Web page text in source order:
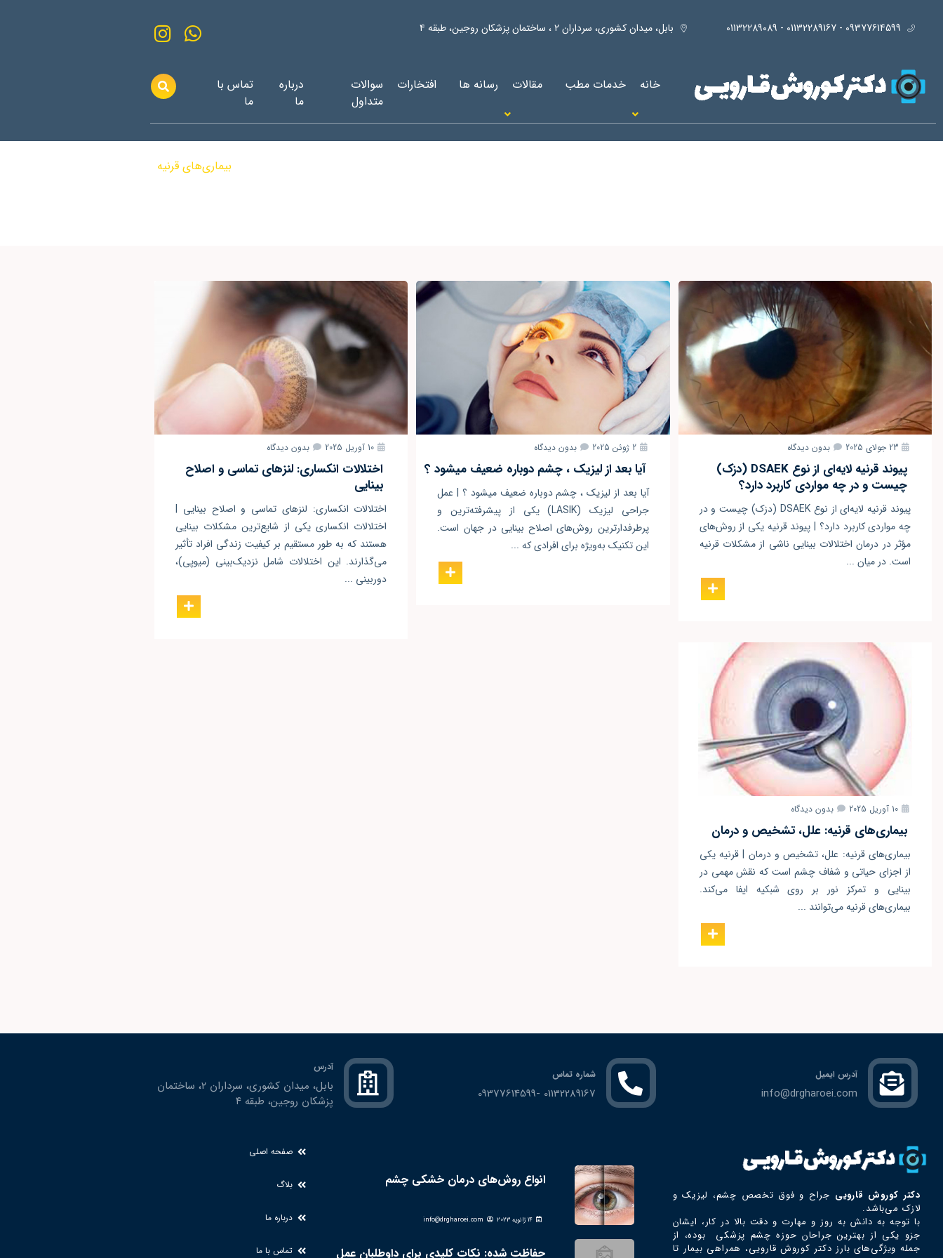
09377614599 - 01132289167 - 01132289089 بابل، ميدان كشوري، سرداران ٢ ، ساختمان پزشكان روجين، طبقه ٤
خانه خدمات مطب مقالات رسانه ها افتخارات
سوالات
متداول
درباره
ما
تماس با
ما
بیماری‌های قرنیه
23 جولای 2025 بدون دیدگاه
پیوند قرنیه لایه‌ای از نوع DSAEK (دزک)
چیست و در چه مواردی کاربرد دارد؟
پیوند قرنیه لایه‌ای از نوع DSAEK (دزک) چیست و در
چه مواردی کاربرد دارد؟ | پیوند قرنیه یکی از روش‌های
مؤثر در درمان اختلالات بینایی ناشی از مشکلات قرنیه
است. در میان ...
2 ژوئن 2025 بدون دیدگاه
آیا بعد از لیزیک ، چشم دوباره ضعیف میشود ؟
آیا بعد از لیزیک ، چشم دوباره ضعیف میشود ؟ | عمل
جراحی لیزیک (LASIK) یکی از پیشرفته‌ترین و
پرطرفدارترین روش‌های اصلاح بینایی در جهان است.
این تکنیک به‌ویژه برای افرادی که ...
10 آوریل 2025 بدون دیدگاه
اختلالات انکساری: لنزهای تماسی و اصلاح
بینایی
اختلالات انکساری: لنزهای تماسی و اصلاح بینایی |
اختلالات انکساری یکی از شایع‌ترین مشکلات بینایی
هستند که به طور مستقیم بر کیفیت زندگی افراد تأثیر
می‌گذارند. این اختلالات شامل نزدیک‌بینی (میوپی)،
دوربینی ...
10 آوریل 2025 بدون دیدگاه
بیماری‌های قرنیه: علل، تشخیص و درمان
بیماری‌های قرنیه: علل، تشخیص و درمان | قرنیه یکی
از اجزای حیاتی و شفاف چشم است که نقش مهمی در
بینایی و تمرکز نور بر روی شبکیه ایفا می‌کند.
بیماری‌های قرنیه می‌توانند ...
آدرس ایمیل
info@drgharoei.com
شماره تماس
01132289167 -09377614599
آدرس
بابل، ميدان كشوري، سرداران ٢، ساختمان
پزشكان روجين، طبقه ٤
دکتر كوروش قارويي جراح و فوق تخصص چشم، ليزيك و
لازك می‌باشد.
با توجه به دانش به روز و مهارت و دقت بالا در کار، ایشان
جزو یکی از بهترین جراحان حوزه چشم پزشکی بوده، از
جمله ویژگی‌های بارز دکتر كوروش قارويي، همراهی بیمار تا
انواع روش‌های درمان خشکی چشم
14 ژانویه 2023 info@drgharoei.com
حفاظت شده: نکات کلیدی برای داوطلبان عمل
صفحه اصلی
بلاگ
درباره ما
تماس با ما